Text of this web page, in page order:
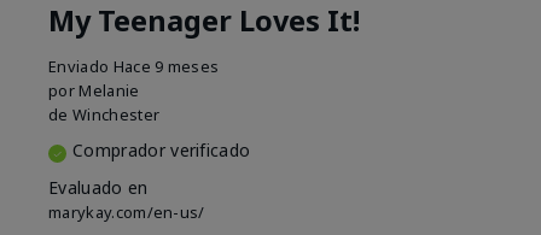
My Teenager Loves It!
Enviado Hace 9 meses
por Melanie
de Winchester
Comprador verificado
Evaluado en
marykay.com/en-us/